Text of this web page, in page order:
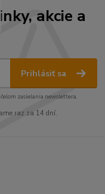
akcie a
Prihlásiť sa
zasielania newslettera.
raz za 14 dní.